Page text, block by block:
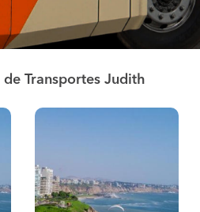
de Transportes Judith